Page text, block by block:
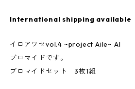
International shipping available
イロアワセvol.4 ~project Aile~ AI
ブロマイドです。
ブロマイドセット 3枚1組